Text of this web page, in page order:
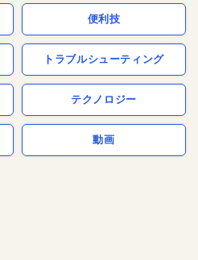
便利技
トラブルシューティング
テクノロジー
動画